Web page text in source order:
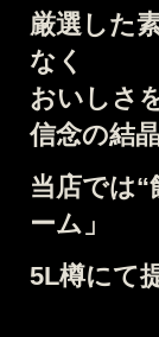
厳選した
なく
おいしさ
信念の結
当店では“
ーム」
5L樽にて